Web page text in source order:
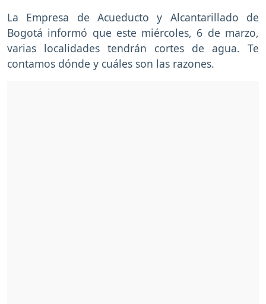
La Empresa de Acueducto y Alcantarillado de
Bogotá informó que este miércoles, 6 de marzo,
varias localidades tendrán cortes de agua. Te
contamos dónde y cuáles son las razones.